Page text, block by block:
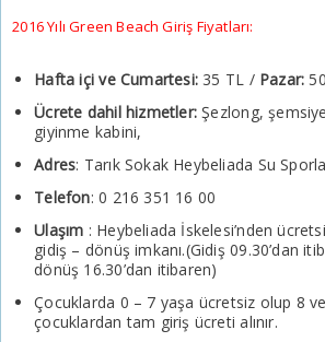
2016 Yılı Green Beach Giriş Fiyatları:
Hafta içi ve Cumartesi: 35 TL / Pazar:
Ücrete dahil hizmetler: Şezlong,
giyinme kabini,
Adres: Tarık Sokak Heybeliada Su
Telefon: 0 216 351 16 00
Ulaşım : Heybeliada İskelesi’nden
gidiş – dönüş imkanı.(Gidiş 09.30’dan
dönüş 16.30’dan itibaren)
Çocuklarda 0 – 7 yaşa ücretsiz olup 8
çocuklardan tam giriş ücreti alınır.